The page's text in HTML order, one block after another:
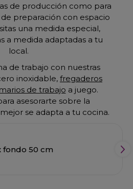
de producción como para
preparación con espacio
una medida especial,
a medida adaptadas a tu
local.
de trabajo con nuestras
inoxidable, fregaderos
de trabajo a juego.
asesorarte sobre la
se adapta a tu cocina.
fondo 50 cm